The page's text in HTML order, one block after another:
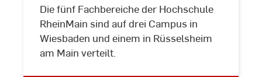
Die fünf Fachbereiche der Hochschule
RheinMain sind auf drei Campus in
Wiesbaden und einem in Rüsselsheim
am Main verteilt.
Standorte
und